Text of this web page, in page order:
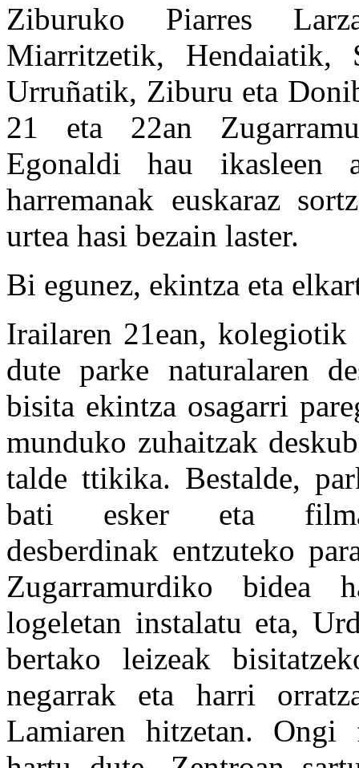
Ziburuko Piarres
Miarritzetik, Hendaiatik,
Urruñatik, Ziburu eta
21 eta 22an
Egonaldi hau ikasleen
harremanak euskaraz
urtea hasi bezain laster.
Bi egunez, ekintza eta
Irailaren 21ean,
dute parke naturalaren
bisita ekintza osagarri
munduko zuhaitzak
talde ttikika. Bestalde,
bati esker eta
desberdinak entzuteko
Zugarramurdiko bidea
logeletan instalatu eta,
bertako leizeak
negarrak eta harri
Lamiaren hitzetan. Ongi